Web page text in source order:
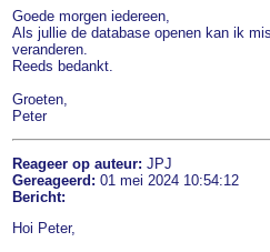
Goede morgen iedereen,
Als jullie de database openen kan ik
veranderen.
Reeds bedankt.
Groeten,
Peter
Reageer op auteur: JPJ
Gereageerd: 01 mei 2024 10:54:12
Bericht:
Hoi Peter,